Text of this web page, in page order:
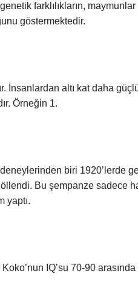
farklılıkların, maymunlar
göstermektedir.
İnsanlardan altı kat daha
Örneğin 1.
biri 1920’lerde
Bu şempanze sadece
yaptı.
IQ’su 70-90